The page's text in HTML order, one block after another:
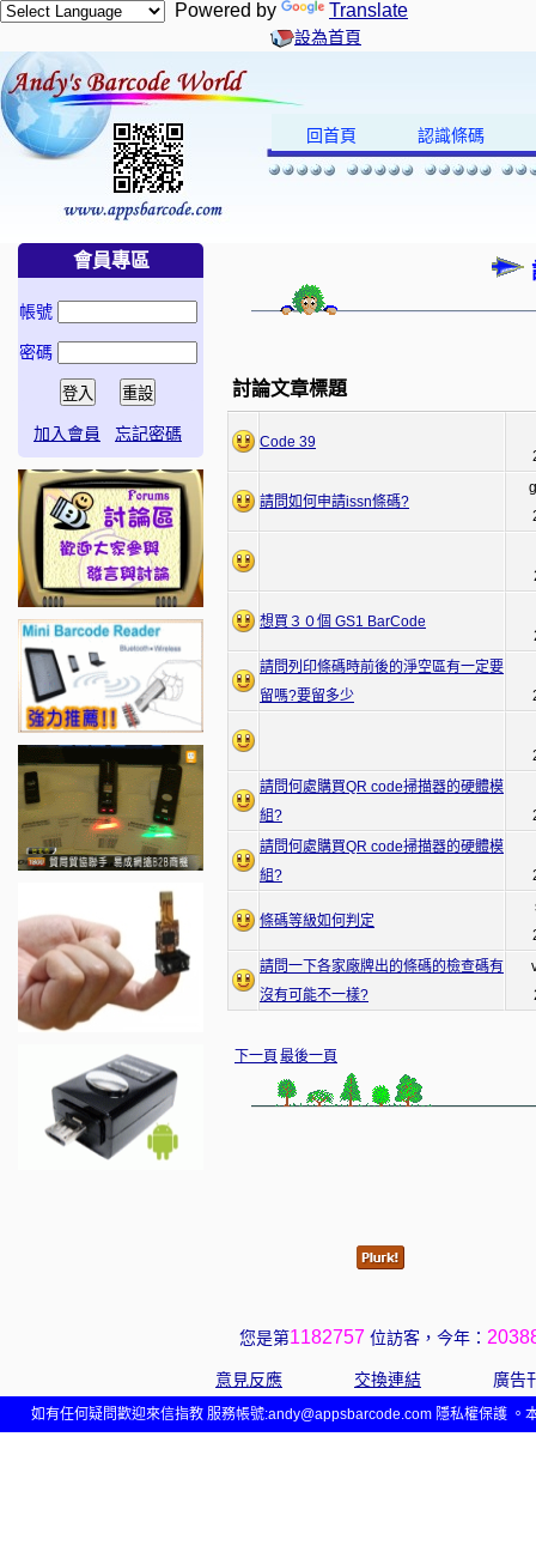
Powered by Translate
設為首頁
回首頁 認識條碼
會員專區
帳號
密碼
加入會員 忘記密碼
討論文章標題
Code 39
請問如何申請issn條碼?
想買３０個 GS1 BarCode
請問列印條碼時前後的淨空區有一定要
留嗎?要留多少
請問何處購買QR code掃描器的硬體模
組?
請問何處購買QR code掃描器的硬體模
組?
條碼等級如何判定
請問一下各家廠牌出的條碼的檢查碼有
沒有可能不一樣?
下一頁 最後一頁
您是第1182757 位訪客，今年：
意見反應 交換連結 廣告
如有任何疑問歡迎來信指教 服務帳號:andy@appsbarcode.com隱私權保護 。